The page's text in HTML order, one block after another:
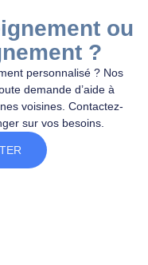
ou
?
personnalisé ? Nos
demande d’aide à
voisines. Contactez-
sur vos besoins.